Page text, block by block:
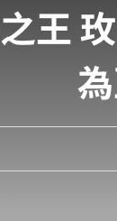
王